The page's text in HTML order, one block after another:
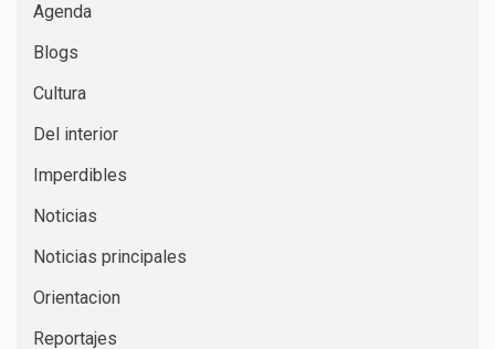
Agenda
Blogs
Cultura
Del interior
Imperdibles
Noticias
Noticias principales
Orientacion
Reportajes